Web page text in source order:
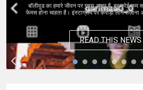
बॉलीवुड का हमारे जीवन पर गहरा असर है, हर कोई
फेमस होना चाहता है। इंस्टाग्राम पर करोड़ो लोग रोज़ाना
READ THIS NEWS